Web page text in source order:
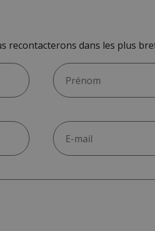
recontacterons dans les plus